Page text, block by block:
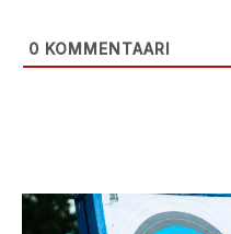
0 KOMMENTAARI